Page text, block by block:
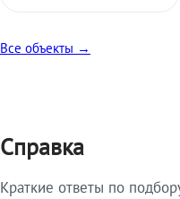
Все объекты →
Справка
Краткие ответы по